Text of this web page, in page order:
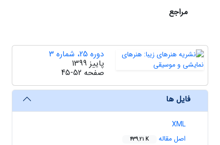
مراجع
دوره 25، شماره 3
پاییز 1399
صفحه 45-52
فایل ها
XML
اصل مقاله
439.21 K